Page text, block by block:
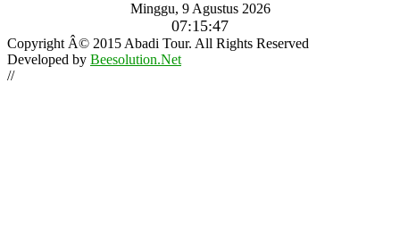
Minggu, 9 Agustus 2026
07:15:49
Copyright Â© 2015 Abadi Tour. All Rights Reserved
Developed by Beesolution.Net
//